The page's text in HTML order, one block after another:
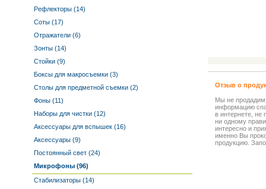
Рефлекторы (14)
Соты (17)
Отражатели (6)
Зонты (14)
Стойки (9)
Боксы для макросъемки (3)
Столы для предметной съемки (2)
Фоны (11)
Наборы для чистки (12)
Аксессуары для вспышек (16)
Аксессуары (9)
Постоянный свет (24)
Микрофоны (96)
Стабилизаторы (14)
Отзыв о
Мы не
информацию
в интернете, не
ни одному
интересно и
именно Вы
продукцию.